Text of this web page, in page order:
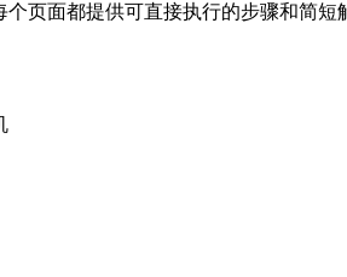
页面都提供可直接执行的步骤和简短